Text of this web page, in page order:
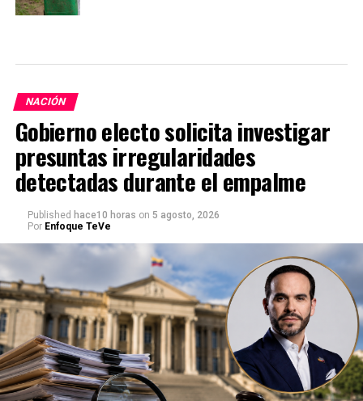
NACIÓN
Gobierno electo solicita investigar
presuntas irregularidades
detectadas durante el empalme
Published hace10 horas on 5 agosto, 2026
Por Enfoque TeVe